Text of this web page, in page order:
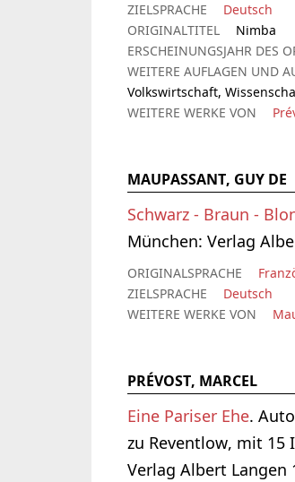
ZIELSPRACHE
Deutsch
ORIGINALTITEL
Nimba
ERSCHEINUNGSJAHR DES
WEITERE AUFLAGEN UND
Volkswirtschaft,
WEITERE WERKE VON
MAUPASSANT, GUY DE
Schwarz - Braun -
München: Verlag
ORIGINALSPRACHE
ZIELSPRACHE
Deutsch
WEITERE WERKE VON
PRÉVOST, MARCEL
Eine Pariser Ehe.
zu Reventlow, mit 15
Verlag Albert Langen